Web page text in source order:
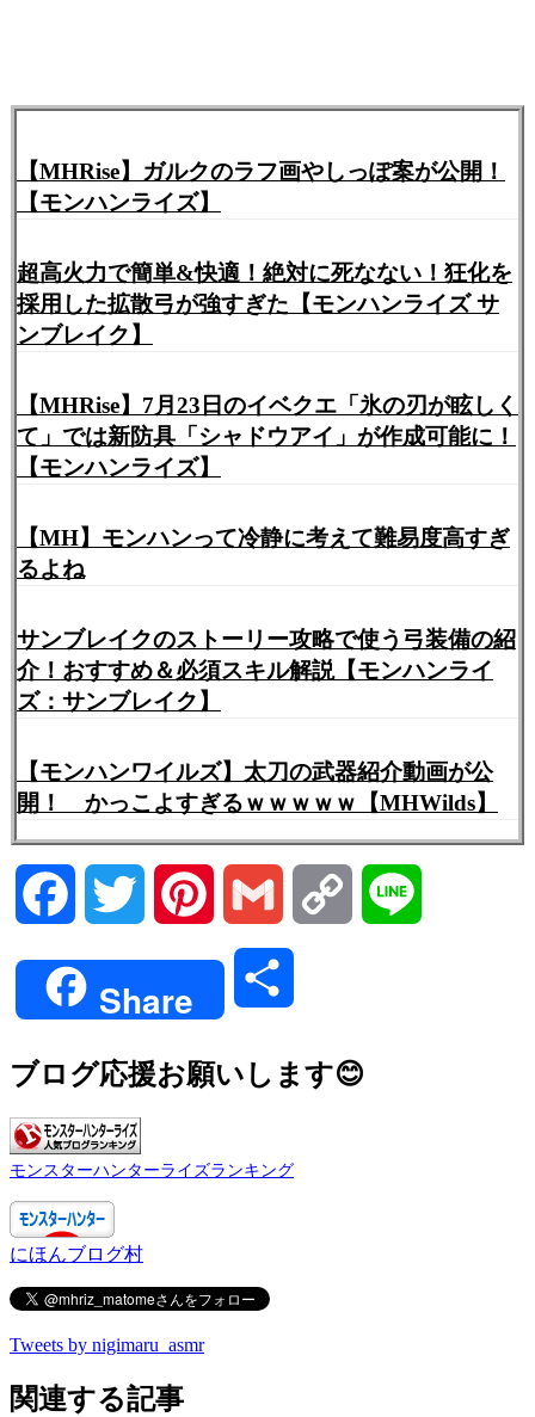
【MHRise】ガルクのラフ画やしっぽ案が公開！
【モンハンライズ】
超高火力で簡単&快適！絶対に死なない！狂化を
採用した拡散弓が強すぎた【モンハンライズ サ
ンブレイク】
【MHRise】7月23日のイベクエ「氷の刃が眩しく
て」では新防具「シャドウアイ」が作成可能に！
【モンハンライズ】
【MH】モンハンって冷静に考えて難易度高すぎ
るよね
サンブレイクのストーリー攻略で使う弓装備の紹
介！おすすめ＆必須スキル解説【モンハンライ
ズ：サンブレイク】
【モンハンワイルズ】太刀の武器紹介動画が公
開！ かっこよすぎるｗｗｗｗｗ【MHWilds】
Facebook Twitter Pinterest Gmail Copy
Share
ブログ応援お願いします😊
モンスターハンターライズランキング
にほんブログ村
Tweets by nigimaru_asmr
関連する記事